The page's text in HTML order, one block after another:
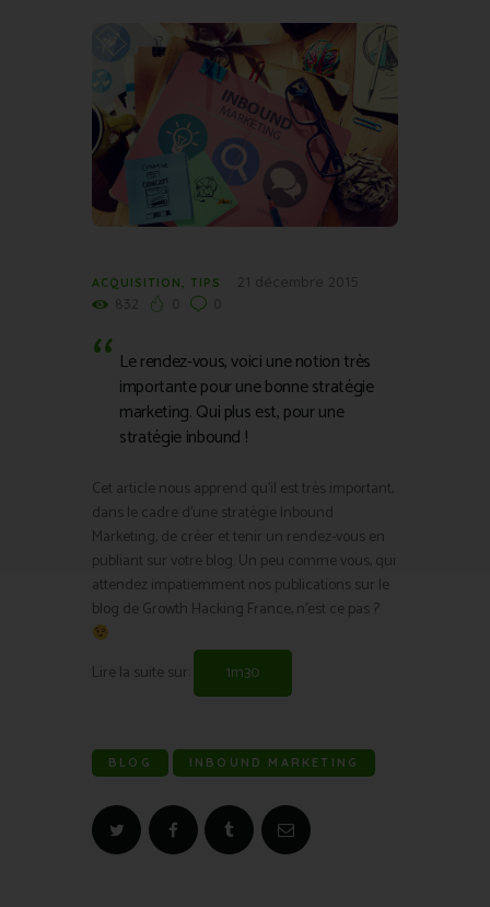
ACQUISITION, TIPS
Le rendez-vous, voici une notion très
importante pour une bonne stratégie
marketing. Qui plus est, pour une
stratégie inbound !
Cet article nous apprend qu’il est très important,
dans le cadre d’une stratégie Inbound
Marketing, de créer et tenir un rendez-vous en
publiant sur votre blog. Un peu comme vous, qui
attendez impatiemment nos publications sur le
blog de Growth Hacking France, n’est ce pas ?
Lire la suite sur: 1m30
BLOG INBOUND MARKETING